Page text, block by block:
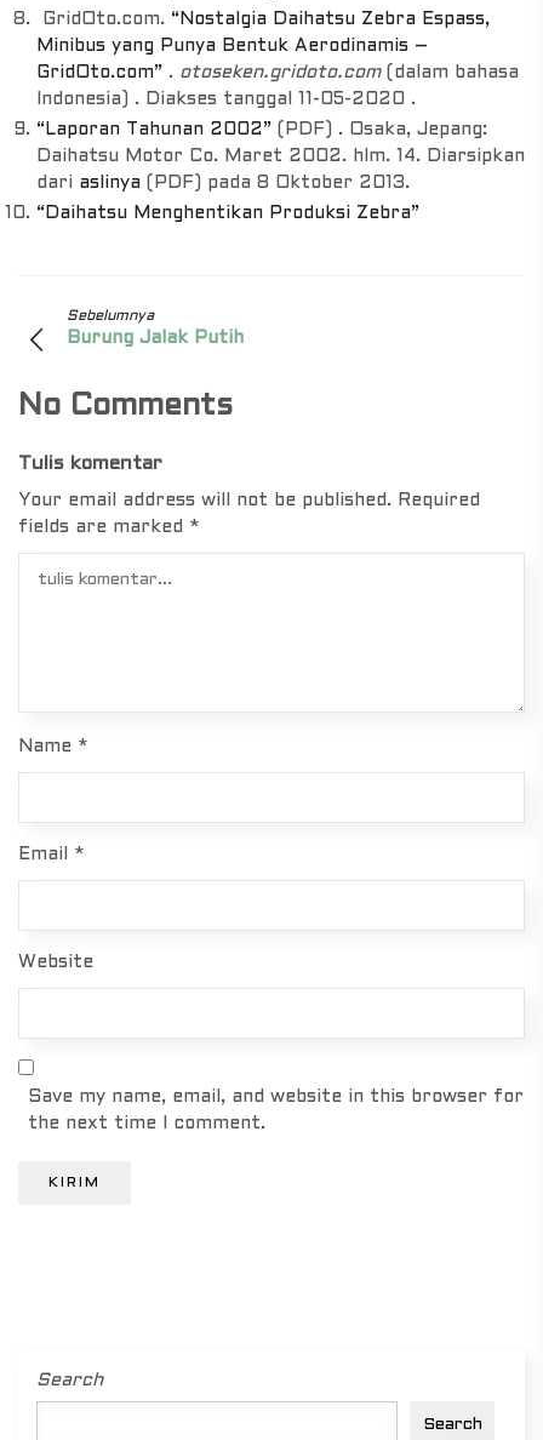
GridOto.com. “Nostalgia Daihatsu Zebra Espass,
Minibus yang Punya Bentuk Aerodinamis –
GridOto.com” . otoseken.gridoto.com(dalam bahasa
Indonesia) . Diakses tanggal 11-05-2020 .
“Laporan Tahunan 2002”
(PDF) . Osaka, Jepang:
Daihatsu Motor Co. Maret 2002. hlm. 14. Diarsipkan
dari aslinya
(PDF) pada 8 Oktober 2013.
“Daihatsu Menghentikan Produksi Zebra”
Sebelumnya
Burung Jalak Putih
No Comments
Tulis komentar
Your email address will not be published. Required
fields are marked *
Name *
Email *
Website
Save my name, email, and website in this browser for
the next time I comment.
Search
Search